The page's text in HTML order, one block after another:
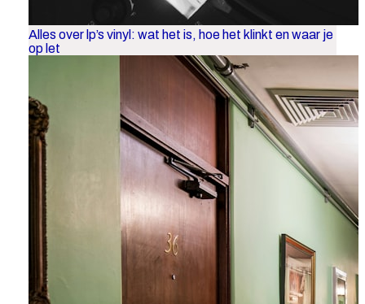
Alles over lp’s vinyl: wat het is, hoe het klinkt en waar je
op let